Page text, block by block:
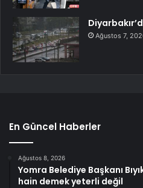
Ağustos 7,
En Güncel Haberler
Ağustos 8, 2026
Yomra Belediye Başkanı
hain demek yeterli değil